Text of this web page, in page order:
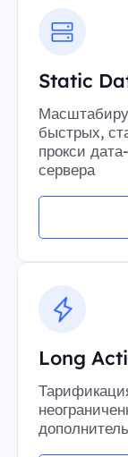
Static
быстрых,
прокси
сервера
Long